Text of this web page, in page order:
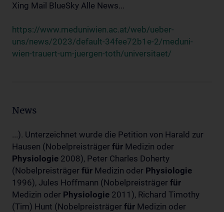
Xing Mail BlueSky Alle News...
https://www.meduniwien.ac.at/web/ueber-
uns/news/2023/default-34fee72b1e-2/meduni-
wien-trauert-um-juergen-toth/universitaet/
News
...). Unterzeichnet wurde die Petition von Harald zur
Hausen (Nobelpreisträger für Medizin oder
Physiologie 2008), Peter Charles Doherty
(Nobelpreisträger für Medizin oder Physiologie
1996), Jules Hoffmann (Nobelpreisträger für
Medizin oder Physiologie 2011), Richard Timothy
(Tim) Hunt (Nobelpreisträger für Medizin oder